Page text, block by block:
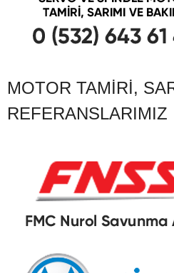
MOTOR TAMIRI,
REFERANSLARIMIZ